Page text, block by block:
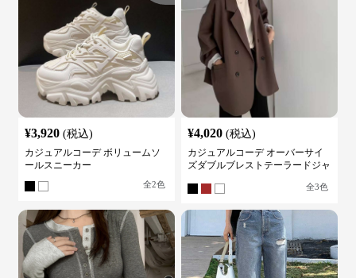
¥3,920 (税込)
カジュアルコーデ ボリュームソ
ールスニーカー
全2色
¥4,020 (税込)
カジュアルコーデ オーバーサイ
ズダブルブレストテーラードジャ
全3色